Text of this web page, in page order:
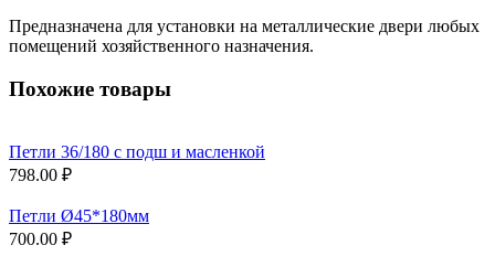
Предназначена для установки на металлические двери любых
помещений хозяйственного назначения.
Похожие товары
Петли 36/180 с подш и масленкой
798.00 ₽
Петли Ø45*180мм
700.00 ₽